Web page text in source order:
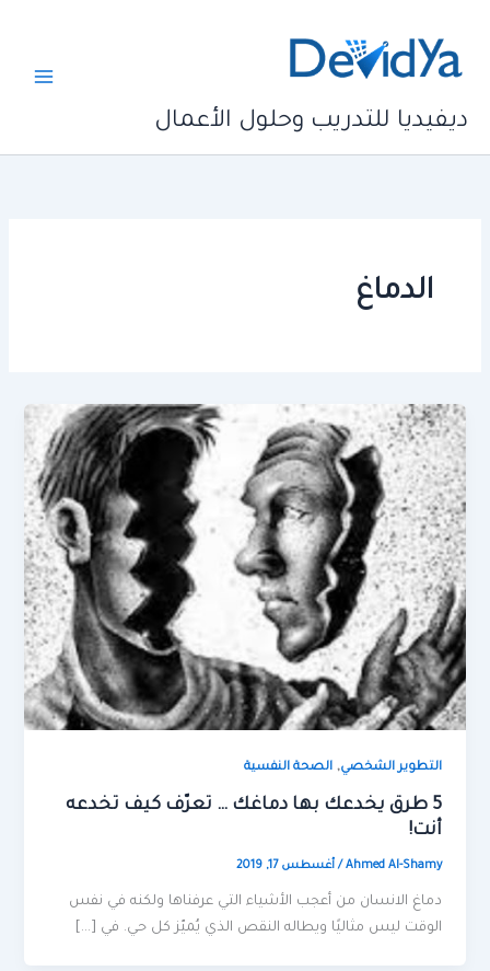
المحتوى
ديفيديا للتدريب وحلول الأعمال
الدماغ
التطوير الشخصي,الصحة النفسية
5 طرق يخدعك بها دماغك … تعرّف كيف تخدعه
أنت!
Ahmed Al-Shamy
/أغسطس 17, 2019
دماغ الانسان من أعجب الأشياء التي عرفناها ولكنه في نفس
الوقت ليس مثاليًا ويطاله النقص الذي يُميّز كل حي. في […]